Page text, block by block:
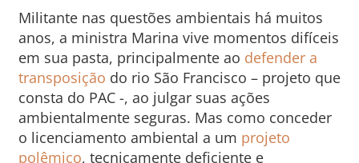
Militante nas questões ambientais há muitos
anos, a ministra Marina vive momentos difíceis
em sua pasta, principalmente ao defender a
transposição do rio São Francisco – projeto que
consta do PAC -, ao julgar suas ações
ambientalmente seguras. Mas como conceder
o licenciamento ambiental a um projeto
polêmico, tecnicamente deficiente e